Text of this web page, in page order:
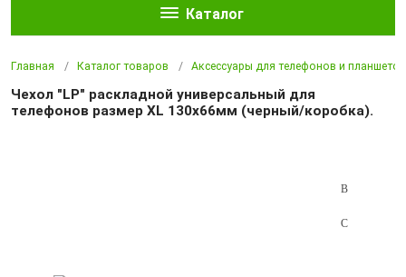
Каталог
Главная Каталог товаров Аксессуары для телефонов и планшетов
Чехол "LP" раскладной универсальный для
телефонов размер XL 130х66мм (черный/коробка).